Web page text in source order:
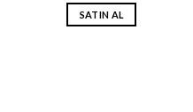
SATIN AL